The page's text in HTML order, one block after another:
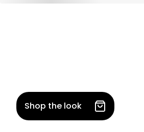
Shop the look